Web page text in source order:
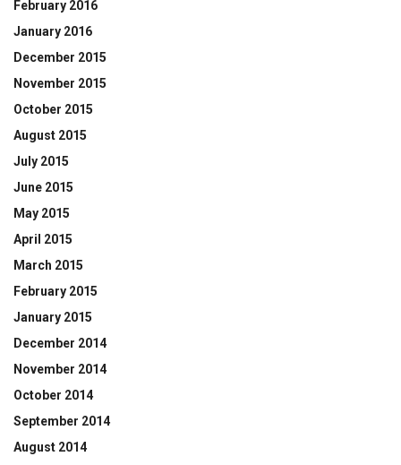
February 2016
January 2016
December 2015
November 2015
October 2015
August 2015
July 2015
June 2015
May 2015
April 2015
March 2015
February 2015
January 2015
December 2014
November 2014
October 2014
September 2014
August 2014